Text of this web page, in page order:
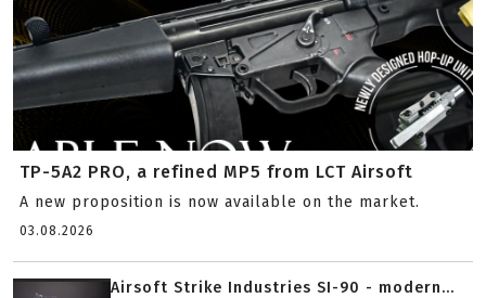
TP-5A2 PRO, a refined MP5 from LCT Airsoft
A new proposition is now available on the market.
03.08.2026
Airsoft Strike Industries SI-90 - modern...